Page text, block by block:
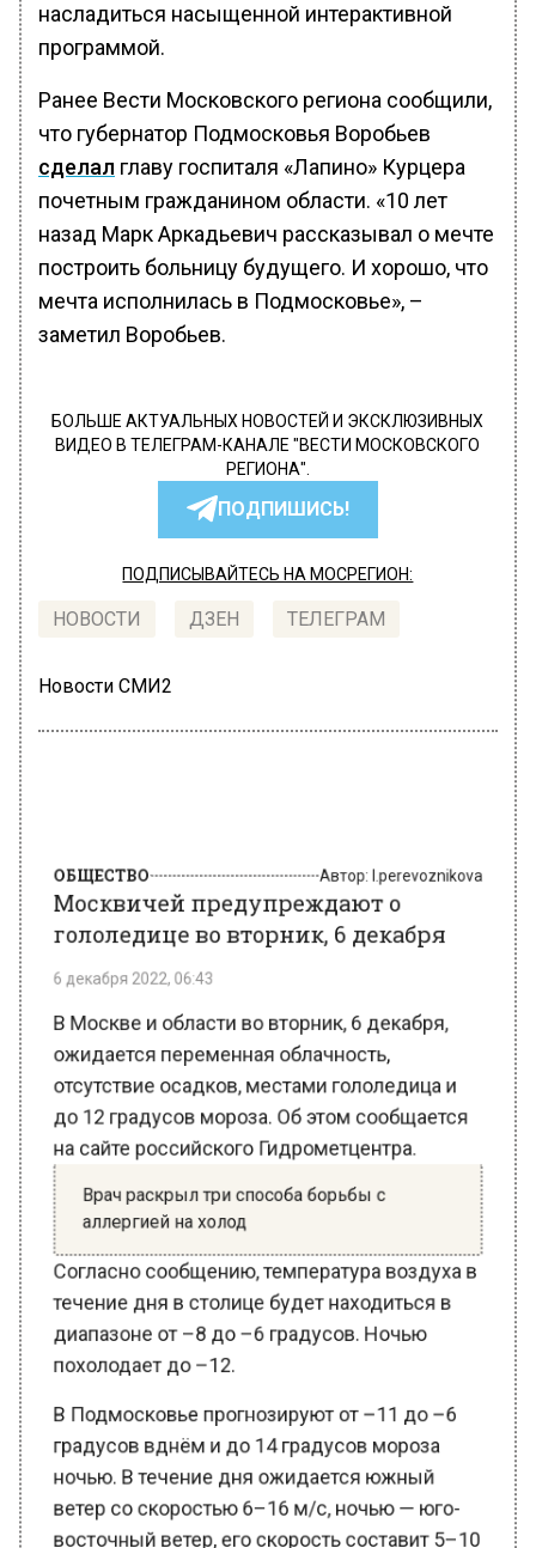
насладиться насыщенной интерактивной
программой.
Ранее Вести Московского региона сообщили,
что губернатор Подмосковья Воробьев
сделал главу госпиталя «Лапино» Курцера
почетным гражданином области. «10 лет
назад Марк Аркадьевич рассказывал о мечте
построить больницу будущего. И хорошо, что
мечта исполнилась в Подмосковье», –
заметил Воробьев.
БОЛЬШЕ АКТУАЛЬНЫХ НОВОСТЕЙ И ЭКСКЛЮЗИВНЫХ
ВИДЕО В ТЕЛЕГРАМ-КАНАЛЕ "ВЕСТИ МОСКОВСКОГО
РЕГИОНА".
ПОДПИШИСЬ!
ПОДПИСЫВАЙТЕСЬ НА МОСРЕГИОН:
НОВОСТИ ДЗЕН ТЕЛЕГРАМ
Новости СМИ2
гололедице во вторник, 6 декабря
6 декабря 2022, 06:43
В Москве и области во вторник, 6 декабря,
отсутствие осадков, местами гололедица и
до 12 градусов мороза. Об этом сообщается
на сайте российского Гидрометцентра.
Врач раскрыл три способа борьбы с
аллергией на холод
Согласно сообщению, температура воздуха в
течение дня в столице будет находиться в
диапазоне от –8 до –6 градусов. Ночью
похолодает до –12.
градусов вднём и до 14 градусов мороза
ночью. В течение дня ожидается южный
ветер со скоростью 6–16 м/с, ночью — юго-
восточный ветер, его скорость составит 5–10